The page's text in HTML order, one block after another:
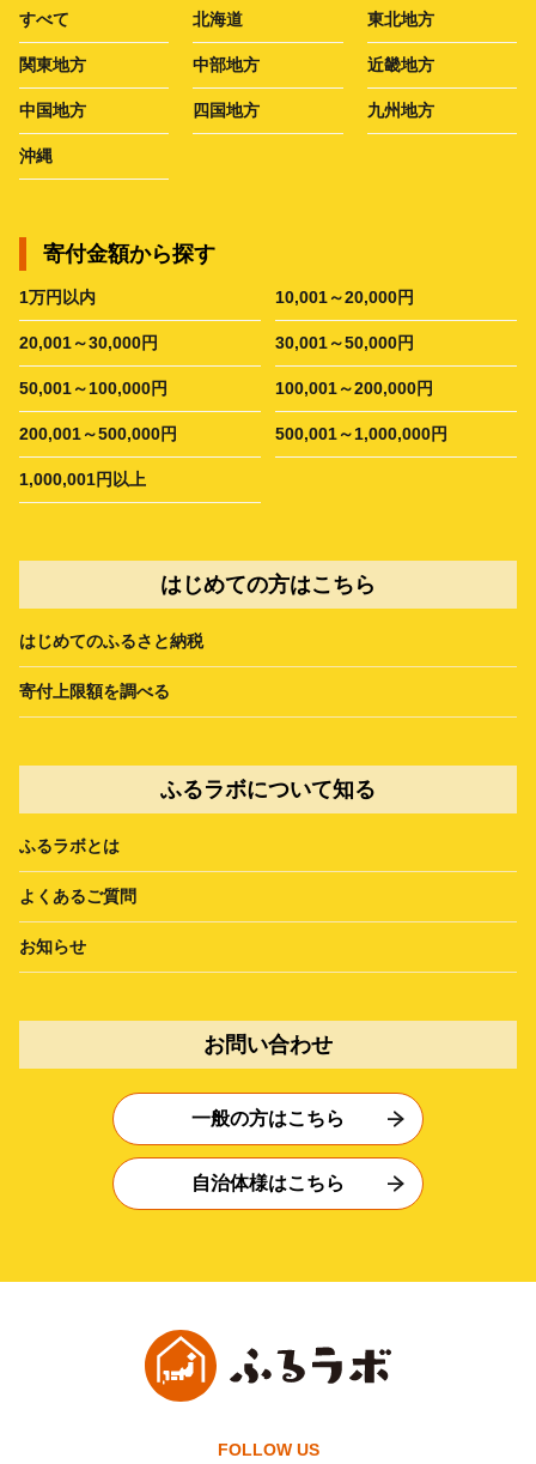
すべて 北海道 東北地方
関東地方 中部地方 近畿地方
中国地方 四国地方 九州地方
沖縄
寄付金額から探す
1万円以内 10,001～20,000円
20,001～30,000円 30,001～50,000円
50,001～100,000円 100,001～200,000円
200,001～500,000円 500,001～1,000,000円
1,000,001円以上
はじめての方はこちら
はじめてのふるさと納税
寄付上限額を調べる
ふるラボについて知る
ふるラボとは
よくあるご質問
お知らせ
お問い合わせ
一般の方はこちら
自治体様はこちら
FOLLOW US